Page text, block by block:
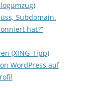
Subdomain.
hat?“
(XING-Tipp)
WordPress auf